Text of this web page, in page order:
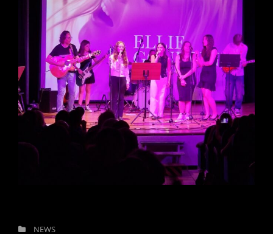
CATEGORIES
NEWS